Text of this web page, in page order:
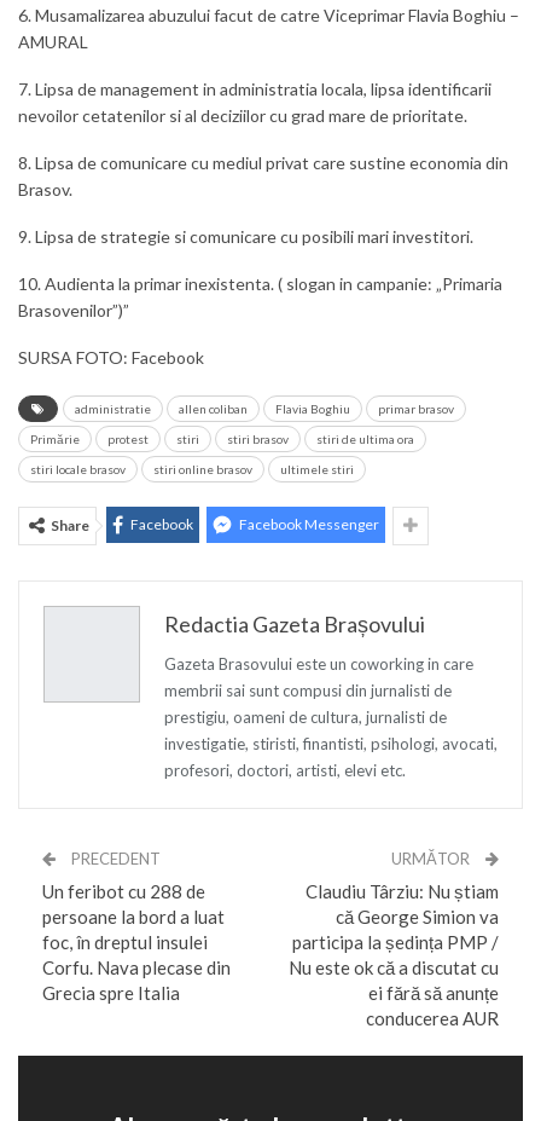
6. Musamalizarea abuzului facut de catre Viceprimar Flavia Boghiu –
AMURAL
7. Lipsa de management in administratia locala, lipsa identificarii
nevoilor cetatenilor si al deciziilor cu grad mare de prioritate.
8. Lipsa de comunicare cu mediul privat care sustine economia din
Brasov.
9. Lipsa de strategie si comunicare cu posibili mari investitori.
10. Audienta la primar inexistenta. ( slogan in campanie: „Primaria
Brasovenilor”)”
SURSA FOTO: Facebook
administratie allen coliban Flavia Boghiu primar brasov
Primărie protest stiri stiri brasov stiri de ultima ora
stiri locale brasov stiri online brasov ultimele stiri
Share Facebook Facebook Messenger
Redactia Gazeta Brașovului
Gazeta Brasovului este un coworking in care
membrii sai sunt compusi din jurnalisti de
prestigiu, oameni de cultura, jurnalisti de
investigatie, stiristi, finantisti, psihologi, avocati,
profesori, doctori, artisti, elevi etc.
PRECEDENT
Un feribot cu 288 de
persoane la bord a luat
foc, în dreptul insulei
Corfu. Nava plecase din
Grecia spre Italia
URMĂTOR
Claudiu Târziu: Nu știam
că George Simion va
participa la ședința PMP /
Nu este ok că a discutat cu
ei fără să anunțe
conducerea AUR